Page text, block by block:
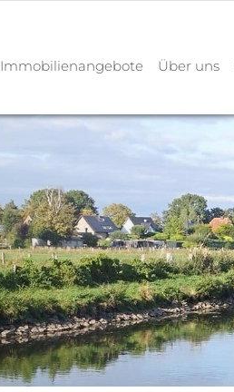
Immobilienangebote Über uns